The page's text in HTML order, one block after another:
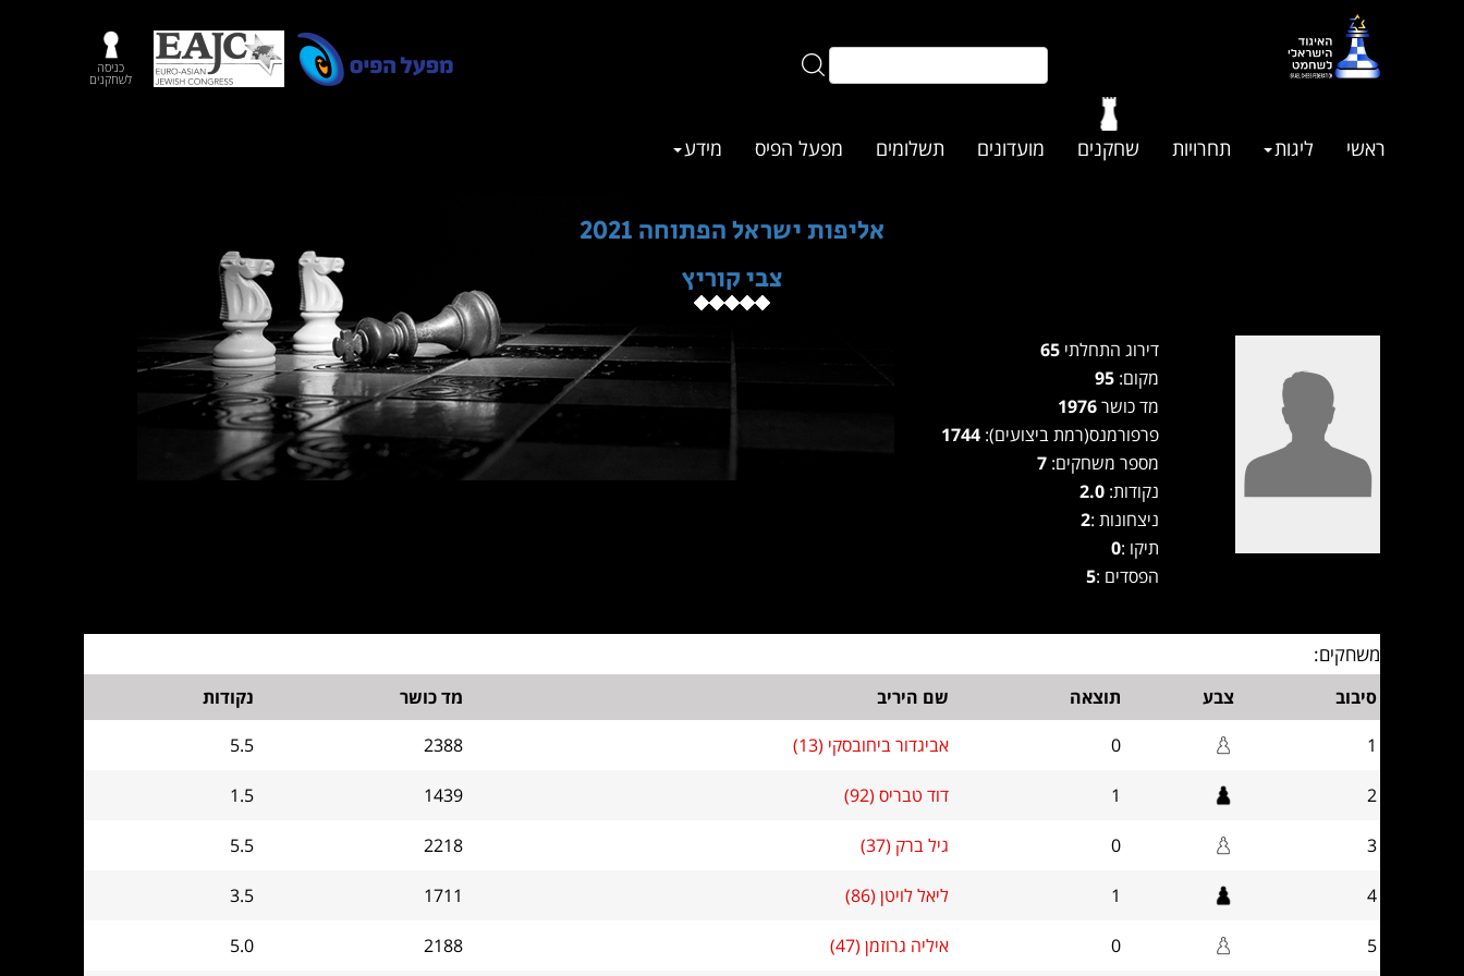
כניסה
לשחקנים
ראשי ליגות תחרויות שחקנים מועדונים תשלומים מפעל הפיס מידע
אליפות ישראל הפתוחה 2021
צבי קוריץ
דירוג התחלתי 65
מקום: 95
מד כושר1976
פרפורמנס(רמת ביצועים): 1744
מספר משחקים: 7
נקודות:2.0
ניצחונות :2
תיקו :0
הפסדים :5
משחקים:
סיבוב צבע תוצאה שם היריב מד כושר
נקודות
1
0 אביגדור ביחובסקי (13) 2388
5.5
2
1 דוד טבריס (92) 1439
1.5
3
0 גיל ברק (37) 2218
5.5
4
1 ליאל לויטן (86) 1711
3.5
5
0 איליה גרוזמן (47) 2188
5.0